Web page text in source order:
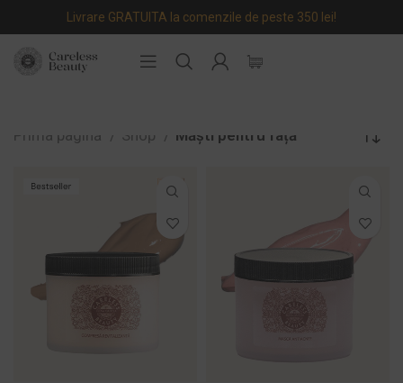
Livrare GRATUITA la comenzile de peste 350 lei!
Prima pagină Shop Măști pentru față